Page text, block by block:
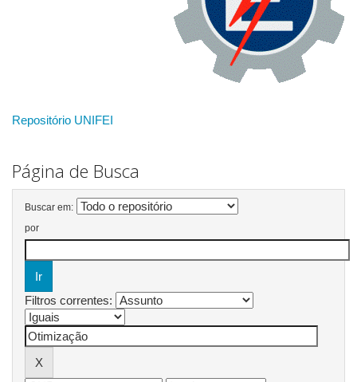
Repositório UNIFEI
Página de Busca
Buscar em:
por
Filtros correntes: